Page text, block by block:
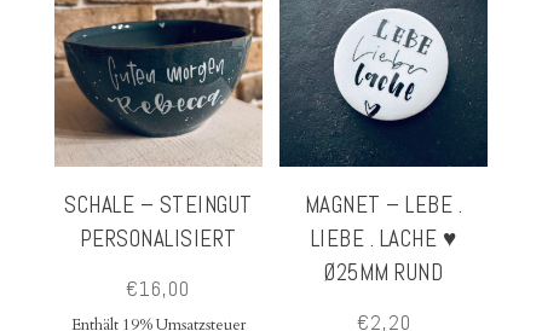
SCHALE – STEINGUT
PERSONALISIERT
€16,00
Enthält 19% Umsatzsteuer
MAGNET – LEBE .
LIEBE . LACHE ♥
Ø25MM RUND
€2,20